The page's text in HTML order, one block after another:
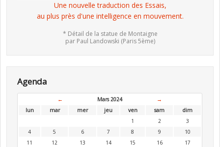
Une nouvelle traduction des Essais,
au plus près d'une intelligence en mouvement.
* Détail de la statue de Montaigne
par Paul Landowski (Paris 5ème)
Agenda
← Mars 2024
→
lun
mar mer jeu ven sam
dim
1
2
3
4
5 6 7 8 9
10
11
12 13 14 15 16
17